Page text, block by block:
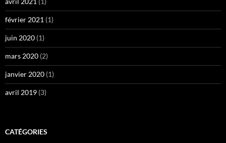
février 2021 (1)
juin 2020 (1)
mars 2020 (2)
janvier 2020 (1)
avril 2019 (3)
CATÉGORIES